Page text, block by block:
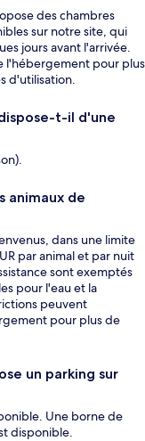
des chambres
sur notre site, qui
jours avant l'arrivée.
l'hébergement pour plus
d'utilisation.
t-il d'une
animaux de
dans une limite
par animal et par nuit
sont exemptés
pour l'eau et la
peuvent
pour plus de
un parking sur
Une borne de
disponible.